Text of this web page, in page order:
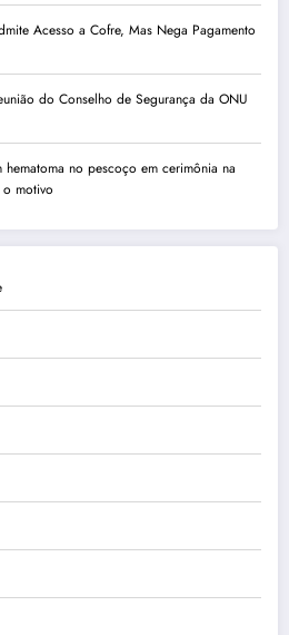
Acesso a Cofre, Mas Nega Pagamento
do Conselho de Segurança da ONU
hematoma no pescoço em cerimônia na
motivo